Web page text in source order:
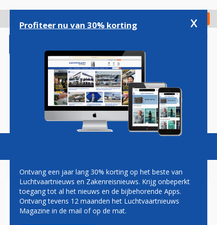
gaan
Check in
Magazine Podcasts Vacatures
NEDERLANDSE 'AIRLINE
EXPRESS' BESTAAT 25 JAAR
Profiteer nu van 30% korting x
Ontvang een jaar lang 30% korting op het beste van
Luchtvaartnieuws en Zakenreisnieuws. Krijg onbeperkt
toegang tot al het nieuws en de bijbehorende Apps.
Ontvang tevens 12 maanden het Luchtvaartnieuws
Magazine in de mail of op de mat.